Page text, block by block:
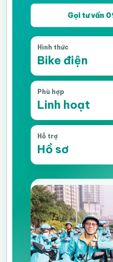
Gọi tư vấn
Hình thức
Bike điện
Phù hợp
Linh hoạt
Hỗ trợ
Hồ sơ